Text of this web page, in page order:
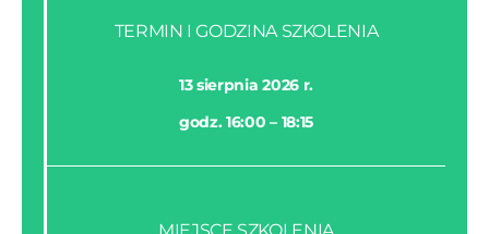
TERMIN I GODZINA SZKOLENIA
13 sierpnia 2026 r.
godz. 16:00 – 18:15